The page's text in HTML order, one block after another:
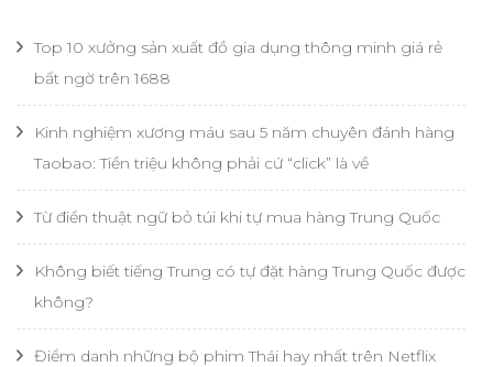
Top 10 xưởng sản xuất đồ gia dụng thông minh giá rẻ
bất ngờ trên 1688
Kinh nghiệm xương máu sau 5 năm chuyên đánh hàng
Taobao: Tiền triệu không phải cứ “click” là về
Từ điển thuật ngữ bỏ túi khi tự mua hàng Trung Quốc
Không biết tiếng Trung có tự đặt hàng Trung Quốc được
không?
Điểm danh những bộ phim Thái hay nhất trên Netflix